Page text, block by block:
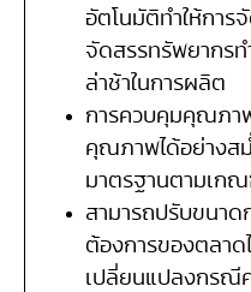
อัตโนมัติทำให้การ
จัดสรรทรัพยากรท
ล่าช้าในการผลิต
การควบคุมคุณภา
คุณภาพได้อย่างสม่
มาตรฐานตามเกณ
สามารถปรับขนา
ต้องการของตลาด
เปลี่ยนแปลงกรณี